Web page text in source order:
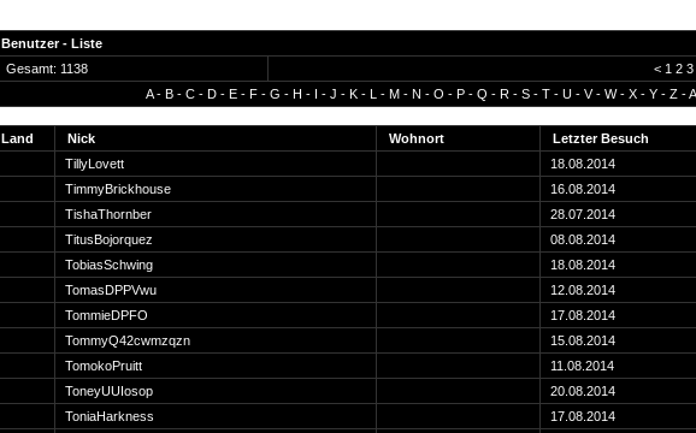
Benutzer - Liste
Gesamt: 1138
< 1 2 3
A- B - C - D - E - F - G - H - I - J - K - L - M - N - O - P - Q - R - S - T - U - V- W- X - Y - Z -
Land Nick Wohnort Letzter Besuch
TillyLovett
18.08.2014
TimmyBrickhouse
16.08.2014
TishaThornber
28.07.2014
TitusBojorquez
08.08.2014
TobiasSchwing
18.08.2014
TomasDPPVwu
12.08.2014
TommieDPFO
17.08.2014
TommyQ42cwmzqzn
15.08.2014
TomokoPruitt
11.08.2014
ToneyUUIosop
20.08.2014
ToniaHarkness
17.08.2014